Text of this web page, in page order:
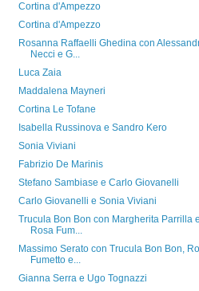
Cortina d'Ampezzo
Cortina d'Ampezzo
Rosanna Raffaelli Ghedina con
Necci e G...
Luca Zaia
Maddalena Mayneri
Cortina Le Tofane
Isabella Russinova e Sandro Kero
Sonia Viviani
Fabrizio De Marinis
Stefano Sambiase e Carlo Giovanelli
Carlo Giovanelli e Sonia Viviani
Trucula Bon Bon con Margherita Parrilla
Rosa Fum...
Massimo Serato con Trucula Bon Bon,
Fumetto e...
Gianna Serra e Ugo Tognazzi